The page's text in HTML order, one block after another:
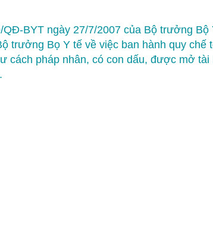
BYT ngày 27/7/2007 của Bộ trưởng Bộ
trưởng Bọ Y tế về việc ban hành quy chế
cách pháp nhân, có con dấu, được mở tài